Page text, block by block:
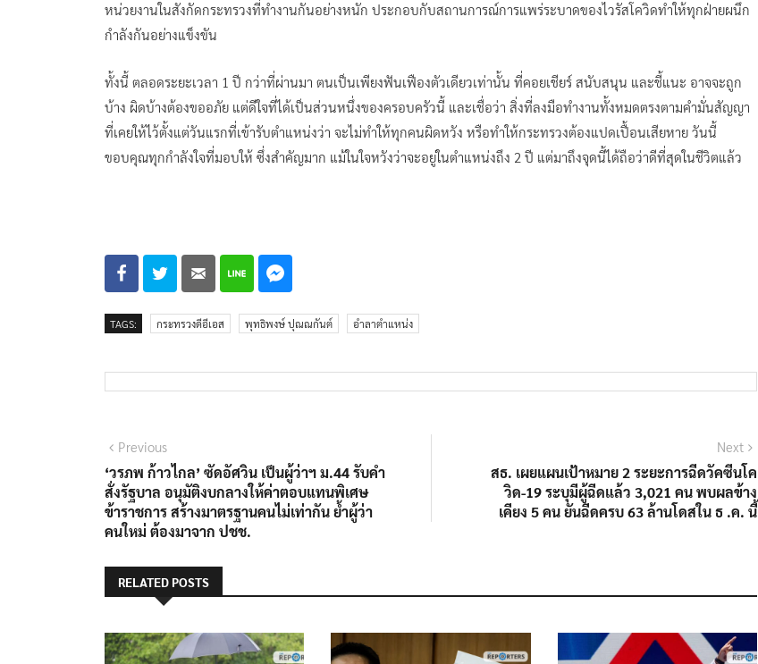
หน่วยงานในสังกัดกระทรวงที่ทำงานกันอย่างหนัก ประกอบกับสถานการณ์การแพร่ระบาดของไวรัสโควิดทำให้ทุกฝ่ายผนึก
กำลังกันอย่างแข็งขัน
ทั้งนี้ ตลอดระยะเวลา 1 ปี กว่าที่ผ่านมา ตนเป็นเพียงฟันเฟืองตัวเดียวเท่านั้น ที่คอยเชียร์ สนับสนุน และชี้แนะ อาจจะถูก
บ้าง ผิดบ้างต้องขออภัย แต่ดีใจที่ได้เป็นส่วนหนึ่งของครอบครัวนี้ และเชื่อว่า สิ่งที่ลงมือทำงานทั้งหมดตรงตามคำมั่นสัญญา
ที่เคยให้ไว้ตั้งแต่วันแรกที่เข้ารับตำแหน่งว่า จะไม่ทำให้ทุกคนผิดหวัง หรือทำให้กระทรวงต้องแปดเปื้อนเสียหาย วันนี้​
ขอบคุณทุกกำลังใจที่มอบให้ ซึ่งสำคัญมาก แม้ในใจหวังว่าจะอยู่ในตำแหน่งถึง​ 2 ปี แต่มาถึงจุดนี้ได้ถือว่าดีที่สุดในชีวิตแล้ว
TAGS: กระทรวงดีอีเอส พุทธิพงษ์ ปุณณกันต์ อำลาตำแหน่ง
แนะแนว
เรื่อง
PreviousPrevious
post:
‘วรภพ ก้าวไกล’ ซัดอัศวิน เป็นผู้ว่าฯ ม.44 รับคำ
สั่งรัฐบาล อนุมัติงบกลางให้ค่าตอบแทนพิเศษ
ข้าราชการ สร้างมาตรฐานคนไม่เท่ากัน ย้ำผู้ว่า
คนใหม่ ต้องมาจาก ปชช.
Next
สธ. เผยแผนเป้าหมาย 2 ระยะการฉีดวัคซีนโค
วิด-19 ระบุมีผู้ฉีดแล้ว 3,021 คน พบผลข้าง
เคียง 5 คน ยันฉีดครบ 63 ล้านโดสใน ธ .ค. นี้
RELATED POSTS